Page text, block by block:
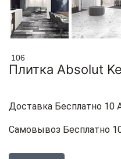
106
Плитка Absolut
Доставка Бесплатно 10
Самовывоз Бесплатно